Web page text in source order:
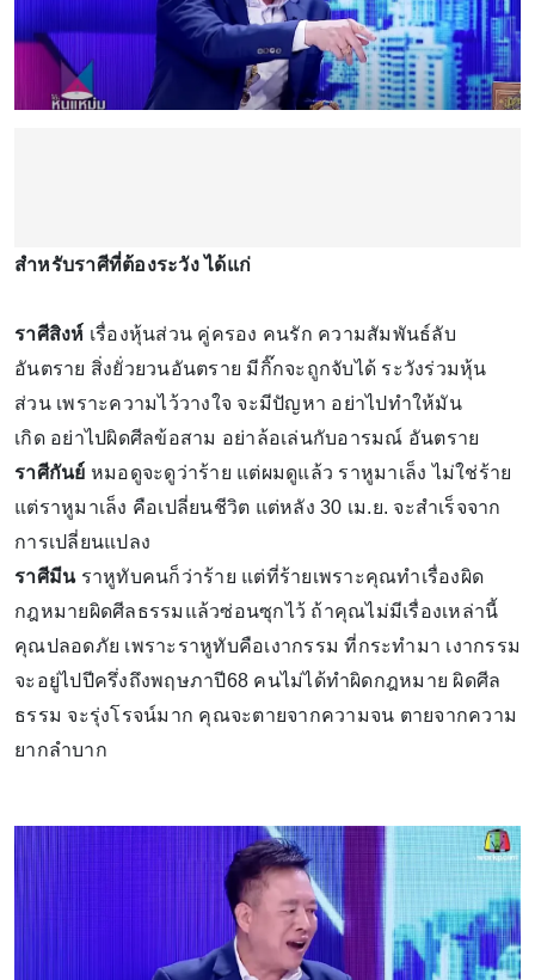
สำหรับราศีที่ต้องระวัง ได้แก่
ราศีสิงห์ เรื่องหุ้นส่วน คู่ครอง คนรัก ความสัมพันธ์ลับ
อันตราย สิ่งยั่วยวนอันตราย มีกิ๊กจะถูกจับได้ ระวังร่วมหุ้น
ส่วน เพราะความไว้วางใจ จะมีปัญหา อย่าไปทำให้มัน
เกิด อย่าไปผิดศีลข้อสาม อย่าล้อเล่นกับอารมณ์ อันตราย
ราศีกันย์ หมอดูจะดูว่าร้าย แต่ผมดูแล้ว ราหูมาเล็ง ไม่ใช่ร้าย
แต่ราหูมาเล็ง คือเปลี่ยนชีวิต แต่หลัง 30 เม.ย. จะสำเร็จจาก
การเปลี่ยนแปลง
ราศีมีนราหูทับคนก็ว่าร้าย แต่ที่ร้ายเพราะคุณทำเรื่องผิด
กฎหมายผิดศีลธรรมแล้วซ่อนซุกไว้ ถ้าคุณไม่มีเรื่องเหล่านี้
คุณปลอดภัย เพราะราหูทับคือเงากรรม ที่กระทำมา เงากรรม
จะอยู่ไปปีครึ่งถึงพฤษภาปี68 คนไม่ได้ทำผิดกฎหมาย ผิดศีล
ธรรม จะรุ่งโรจน์มาก คุณจะตายจากความจน ตายจากความ
ยากลำบาก